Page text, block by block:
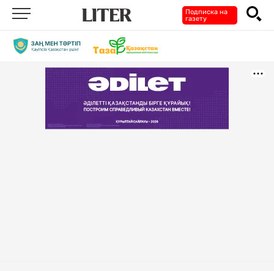
Подписка на
газету